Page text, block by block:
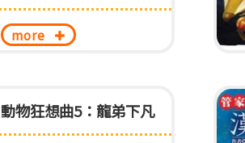
more
動物狂想曲5：龍弟下凡